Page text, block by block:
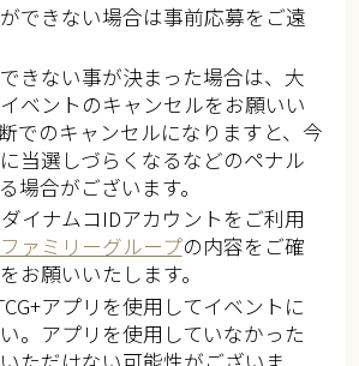
できない場合は事前応募をご遠
きない事が決まった場合は、大
ベントのキャンセルをお願いい
でのキャンセルになりますと、今
当選しづらくなるなどのペナル
場合がございます。​​
イナムコIDアカウントをご利用
ファミリーグループの内容をご確
お願いいたします。​​
アプリを使用してイベントに
。アプリを使用していなかった